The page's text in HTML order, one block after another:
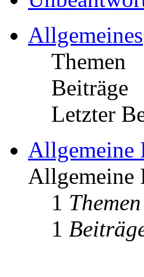
Allgemeines
Themen
Beiträge
Letzter
Allgemeine
Allgemeine
1 Themen
1